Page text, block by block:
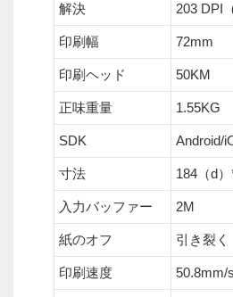
解決 203 DPI
印刷幅 72mm
印刷ヘッド 50KM
正味重量 1.55KG
SDK Android/
寸法 184（d
入力バッファー 2M
紙のオフ 引き裂く
印刷速度 50.8mm/